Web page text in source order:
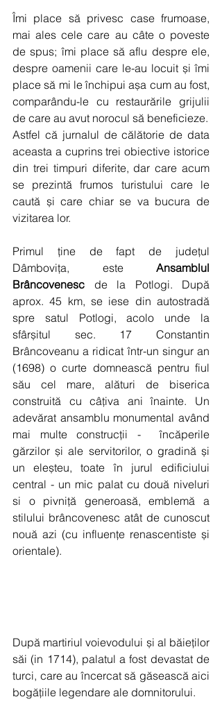
Îmi place să privesc case frumoase,
mai ales cele care au câte o poveste
de spus; îmi place să aflu despre ele,
despre oamenii care le-au locuit și îmi
place să mi le închipui așa cum au fost,
comparându-le cu restaurările grijulii
de care au avut norocul să beneficieze.
Astfel că jurnalul de călătorie de data
aceasta a cuprins trei obiective istorice
din trei timpuri diferite, dar care acum
se prezintă frumos turistului care le
caută și care chiar se va bucura de
vizitarea lor.
Primul ține de fapt de județul
Dâmbovița, este Ansamblul
Brâncovenesc de la Potlogi. După
aprox. 45 km, se iese din autostradă
spre satul Potlogi, acolo unde la
sfârșitul sec. 17 Constantin
Brâncoveanu a ridicat într-un singur an
(1698) o curte domnească pentru fiul
său cel mare, alături de biserica
construită cu câțiva ani înainte. Un
adevărat ansamblu monumental având
mai multe construcții -  încăperile
gărzilor și ale servitorilor, o gradină și
un eleșteu, toate în jurul edificiului
central - un mic palat cu două niveluri
si o pivniță generoasă, emblemă a
stilului brâncovenesc atât de cunoscut
nouă azi (cu influențe renascentiste și
orientale).
După martiriul voievodului și al băieților
săi (in 1714), palatul a fost devastat de
turci, care au încercat să găsească aici
bogățiile legendare ale domnitorului.